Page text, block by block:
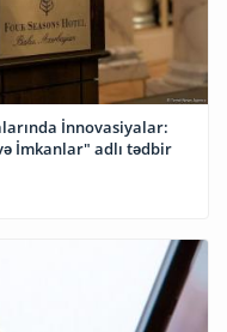
İnnovasiyalar:
İmkanlar" adlı tədbir